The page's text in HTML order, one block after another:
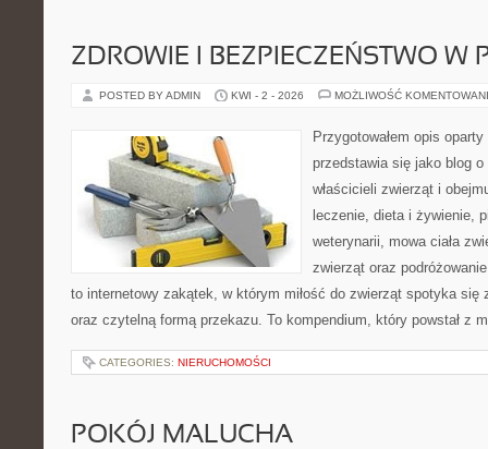
ZDROWIE I BEZPIECZEŃSTWO W
POSTED BY ADMIN KWI - 2 - 2026 MOŻLIWOŚĆ
Przygotowałem opis
przedstawia się jako blog
właścicieli zwierząt i
leczenie, dieta i żywienie,
weterynarii, mowa ciała
zwierząt oraz
to internetowy zakątek, w którym miłość do zwierząt spotyka
oraz czytelną formą przekazu. To kompendium, który powstał z
CATEGORIES: NIERUCHOMOŚCI
POKÓJ MALUCHA